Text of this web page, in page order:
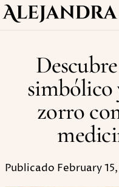
simbólico
zorro
Publicado February